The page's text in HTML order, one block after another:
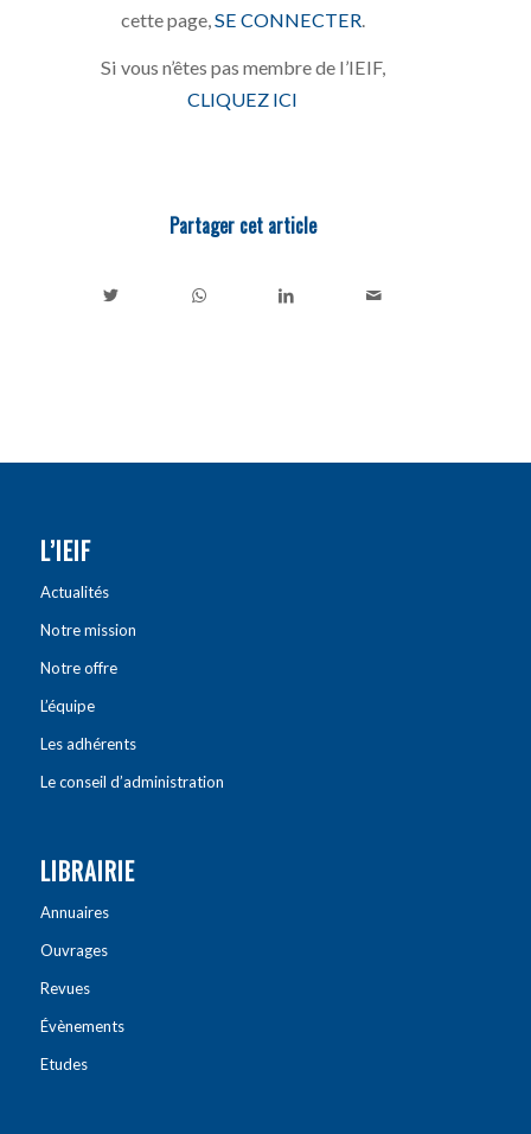
cette page, SE CONNECTER
Si vous n’êtes pas membre de l’IEIF,
CLIQUEZ ICI
Partager cet article
L’IEIF
Actualités
Notre mission
Notre offre
L’équipe
Les adhérents
Le conseil d’administration
LIBRAIRIE
Annuaires
Ouvrages
Revues
Évènements
Etudes